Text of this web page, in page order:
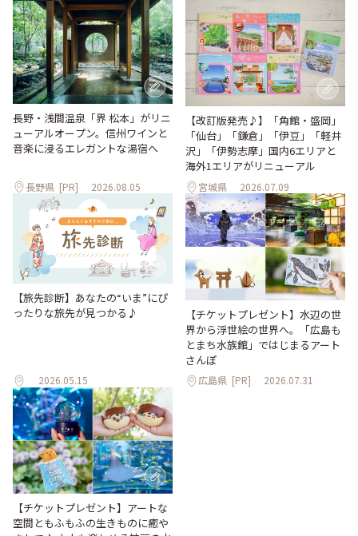
長野・浅間温泉「界 松本」がリニ
ューアルオープン。信州ワインと
音楽に浸るエレガントな湯宿へ
長野県 [PR] 2026.08.05
【改訂版発売♪】「角館・盛岡」
「仙台」「鎌倉」「伊豆」「軽井
沢」「伊勢志摩」国内6エリアと
海外1エリアがリニューアル
宮城県 2026.07.09
【旅先診断】あなたの“いま”にぴ
ったりな旅先が見つかる♪
2026.05.15
【チケットプレゼント】水辺の世
界から浮世絵の世界へ。「広島も
とまち水族館」ではじまるアート
さんぽ
広島県 [PR] 2026.07.31
【チケットプレゼント】アートな
空間ともふもふの生きものに癒や